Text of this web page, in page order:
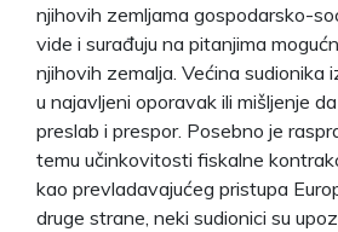
njihovih zemljama gospodarsko-
vide i surađuju na pitanjima
njihovih zemalja. Većina sudionika
u najavljeni oporavak ili mišljenje
preslab i prespor. Posebno je
temu učinkovitosti fiskalne
kao prevladavajućeg pristupa
druge strane, neki sudionici su